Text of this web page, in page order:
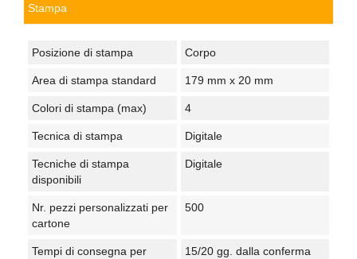
Stampa
Posizione di stampa Corpo
Area di stampa standard 179 mm x 20 mm
Colori di stampa (max) 4
Tecnica di stampa Digitale
Tecniche di stampa
disponibili
Digitale
Nr. pezzi personalizzati per
cartone
500
Tempi di consegna per
15/20 gg. dalla conferma